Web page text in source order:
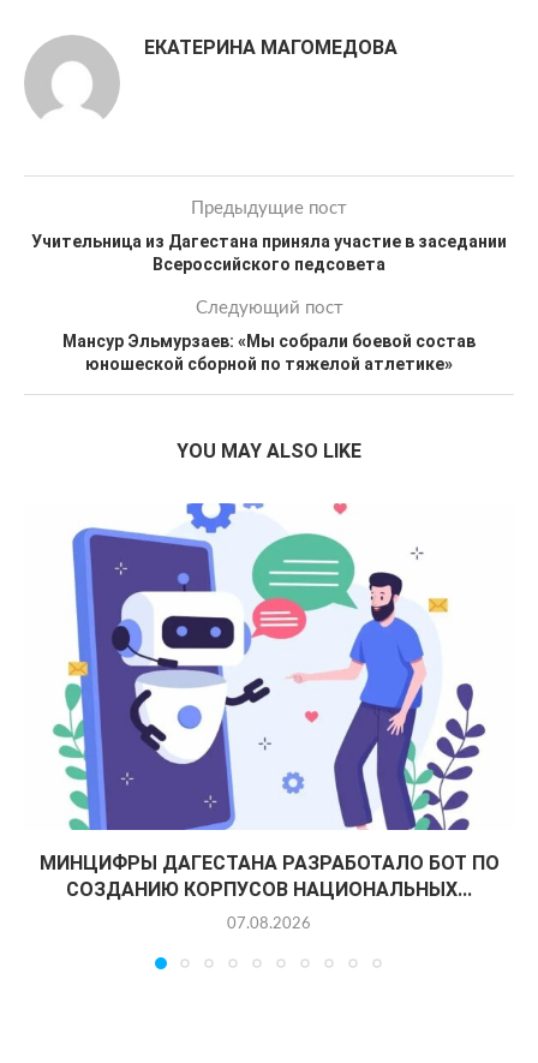
ЕКАТЕРИНА МАГОМЕДОВА
Предыдущие пост
Учительница из Дагестана приняла участие в заседании
Всероссийского педсовета
Следующий пост
Мансур Эльмурзаев: «Мы собрали боевой состав
юношеской сборной по тяжелой атлетике»
YOU MAY ALSO LIKE
МИНЦИФРЫ ДАГЕСТАНА РАЗРАБОТАЛО БОТ ПО
СОЗДАНИЮ КОРПУСОВ НАЦИОНАЛЬНЫХ...
07.08.2026